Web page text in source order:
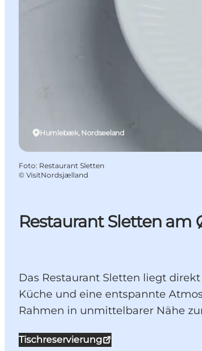
Restaurant Sletten
Das Restaurant Sletten liegt
Küche und eine entspannte
Rahmen in unmittelbarer Nähe
Tischreservierung
Humlebæk, Nordseeland
Foto: Restaurant Sletten
© VisitNordsjælland